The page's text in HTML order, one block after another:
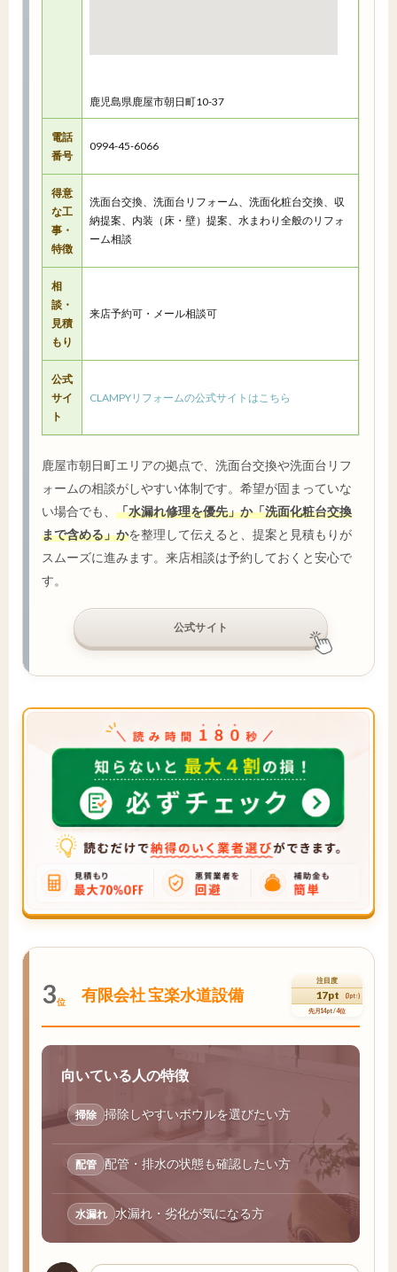
鹿児島県鹿屋市朝日町10-37
電話
番号
0994-45-6066
得意
な工
事・
特徴
洗面台交換、洗面台リフォーム、洗面化粧台交換、収
納提案、内装（床・壁）提案、水まわり全般のリフォ
ーム相談
相
談・
見積
もり
来店予約可・メール相談可
公式
サイ
ト
CLAMPYリフォームの公式サイトはこちら
鹿屋市朝日町エリアの拠点で、洗面台交換や洗面台リフ
ォームの相談がしやすい体制です。希望が固まっていな
い場合でも、 「水漏れ修理を優先」か「洗面化粧台交換
まで含める」かを整理して伝えると、提案と見積もりが
スムーズに進みます。来店相談は予約しておくと安心で
す。
公式サイト
3位 有限会社 宝楽水道設備
注目度
17pt (3pt↑)
先月14pt / 4位
向いている人の特徴
掃除 掃除しやすいボウルを選びたい方
配管 配管・排水の状態も確認したい方
水漏れ 水漏れ・劣化が気になる方